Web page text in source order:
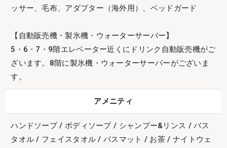
ッサー、毛布、アダプター（海外用）、ベッドガード
【自動販売機・製氷機・ウォーターサーバー】
5・6・7・9階エレベーター近くにドリンク自動販売機がご
ざいます。8階に製氷機・ウォーターサーバーがございま
す。
アメニティ
ハンドソープ / ボディソープ / シャンプー&リンス / バス
タオル / フェイスタオル / バスマット / お茶 / ナイトウェ